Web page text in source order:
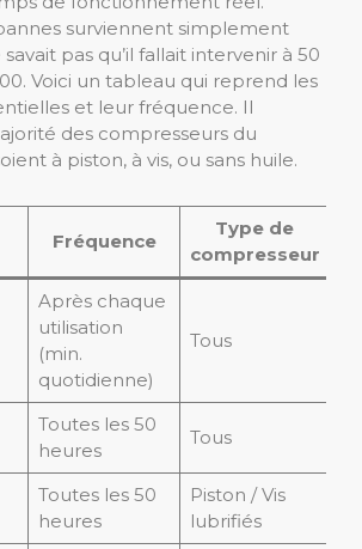
surviennent simplement
pas qu’il fallait intervenir à 50
Voici un tableau qui reprend les
et leur fréquence. Il
des compresseurs du
à piston, à vis, ou sans huile.
Fréquence
Type de
compresseur
Après chaque
utilisation
(min.
quotidienne)
Tous
Toutes les 50
heures
Tous
Toutes les 50
heures
Piston / Vis
lubrifiés